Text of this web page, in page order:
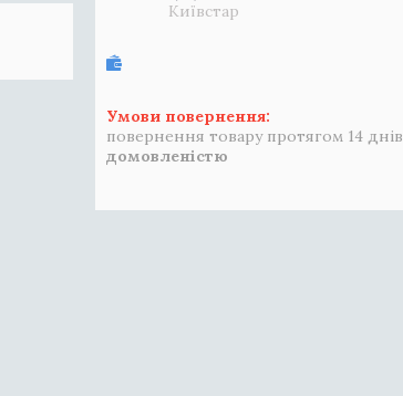
Київстар
повернення товару протягом 14 днів
домовленістю